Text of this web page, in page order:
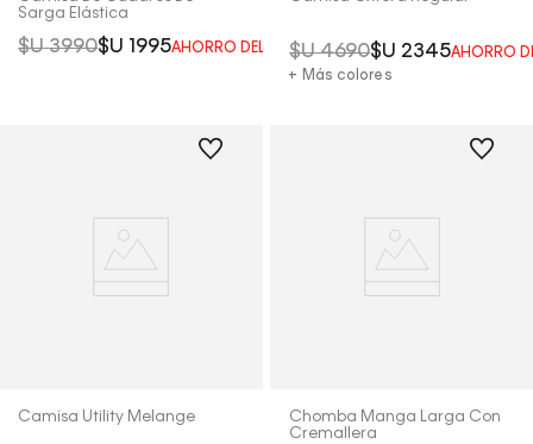
Sarga Elástica
$U 3990$U 1995AHORRO DEL 50%$U 4690$U 2345AHORRO
+ Más colores
Camisa Utility Melange
Chomba Manga Larga Con
Cremallera